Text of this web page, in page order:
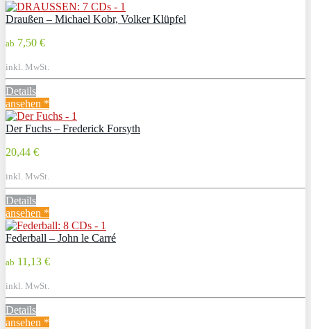
Draußen – Michael Kobr, Volker Klüpfel
ab 7,50 €
inkl. MwSt.
Details
ansehen *
Der Fuchs – Frederick Forsyth
20,44 €
inkl. MwSt.
Details
ansehen *
Federball – John le Carré
ab 11,13 €
inkl. MwSt.
Details
ansehen *